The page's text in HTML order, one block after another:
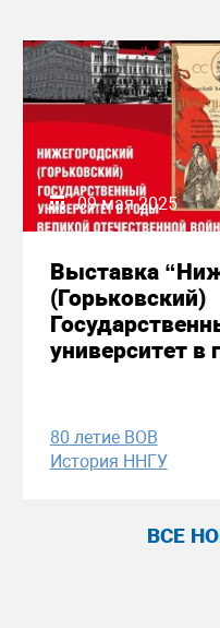
09 мая 2025
Выставка
(Горьковский)
университет
80 летие ВОВ
История ННГУ
ВСЕ